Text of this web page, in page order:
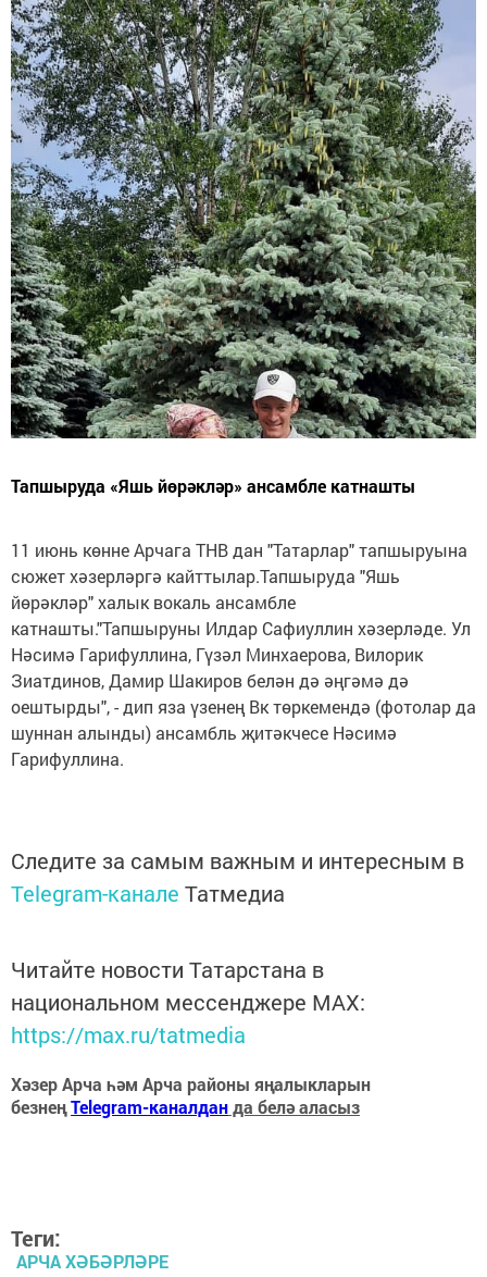
Тапшыруда «Яшь йөрәкләр» ансамбле катнашты
11 июнь көнне Арчага ТНВ дан "Татарлар" тапшыруына
сюжет хәзерләргә кайттылар.Тапшыруда "Яшь
йөрәкләр" халык вокаль ансамбле
катнашты."Тапшыруны Илдар Сафиуллин хәзерләде. Ул
Нәсимә Гарифуллина, Гүзәл Минхаерова, Вилорик
Зиатдинов, Дамир Шакиров белән дә әңгәмә дә
оештырды", - дип яза үзенең Вк төркемендә (фотолар да
шуннан алынды) ансамбль җитәкчесе Нәсимә
Гарифуллина.
Следите за самым важным и интересным в
Telegram-канале Татмедиа
Читайте новости Татарстана в
национальном мессенджере MАХ:
https://max.ru/tatmedia
Хәзер Арча һәм Арча районы яңалыкларын
безнеңTelegram-каналданда белә аласыз
Теги:
АРЧА ХӘБӘРЛӘРЕ